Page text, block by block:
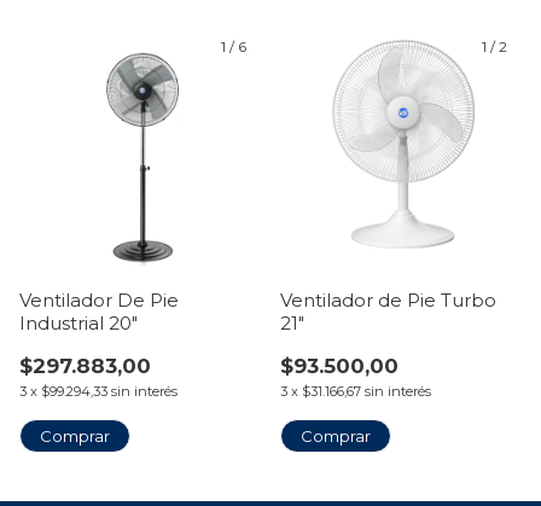
1 / 6
Ventilador De Pie
Industrial 20"
$297.883,00
3 x $99.294,33 sin interés
1 /2
Ventilador de Pie Turbo
21"
$93.500,00
3 x $31.166,67 sin interés